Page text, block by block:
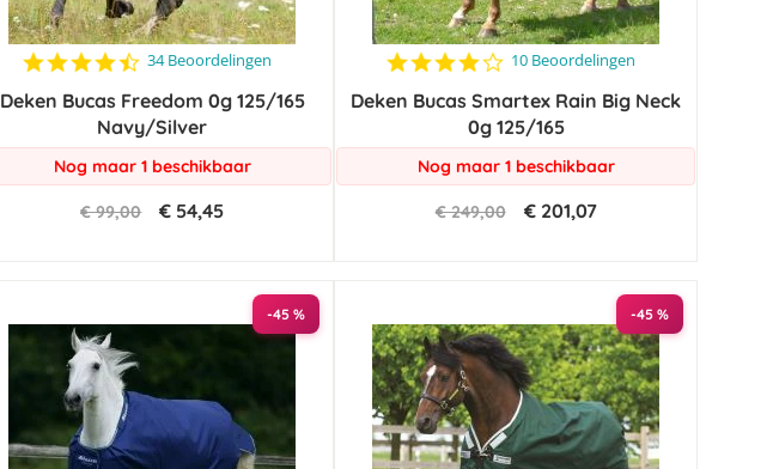
4.6
rating
34 Beoordelingen
Deken Bucas Freedom 0g 125/165
Navy/Silver
Nog maar 1 beschikbaar
€ 99,00 € 54,45
4.1
rating
10 Beoordelingen
Deken Bucas Smartex Rain Big Neck
0g 125/165
Nog maar 1 beschikbaar
€ 249,00 € 201,07
-45 % -45 %